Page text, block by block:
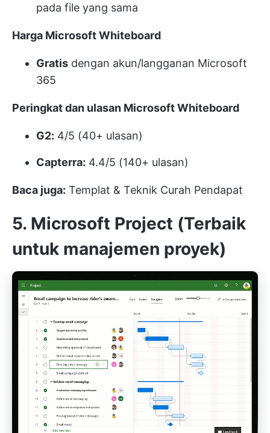
pada file yang sama
Harga Microsoft Whiteboard
Gratis dengan akun/langganan Microsoft
365
Peringkat dan ulasan Microsoft Whiteboard
G2: 4/5 (40+ ulasan)
Capterra: 4.4/5 (140+ ulasan)
Baca juga: Templat & Teknik Curah Pendapat
5. Microsoft Project (Terbaik
untuk manajemen proyek)